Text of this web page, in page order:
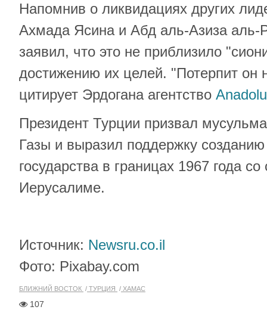
Напомнив о ликвидациях других
Ахмада Ясина и Абд аль-Азиза аль-
заявил, что это не приблизило
достижению их целей. "Потерпит он
цитирует Эрдогана агентство Anadolu
Президент Турции призвал
Газы и выразил поддержку созданию
государства в границах 1967 года
Иерусалиме.
Источник: Newsru.co.il
Фото: Pixabay.com
БЛИЖНИЙ ВОСТОК ТУРЦИЯ ХАМАС
107